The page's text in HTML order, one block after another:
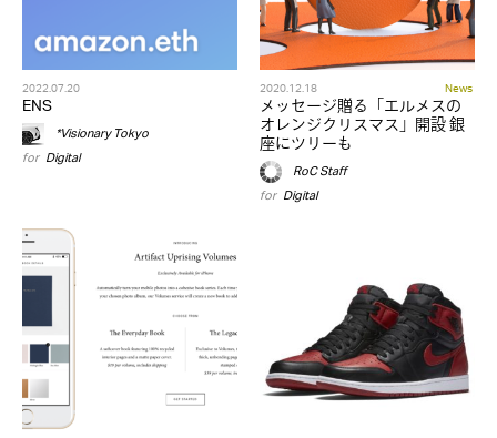
2022.07.20
ENS
*Visionary Tokyo
for Digital
2020.12.18 News
メッセージ贈る「エルメスの
オレンジクリスマス」開設 銀
座にツリーも
RoC Staff
for Digital